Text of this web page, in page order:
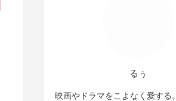
るぅ
映画やドラマをこよなく愛する。